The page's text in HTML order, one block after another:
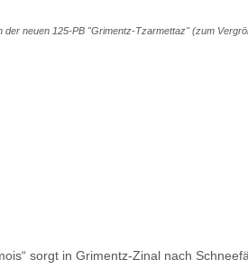
der neuen 125-PB "Grimentz-Tzarmettaz" (zum
sorgt in Grimentz-Zinal nach